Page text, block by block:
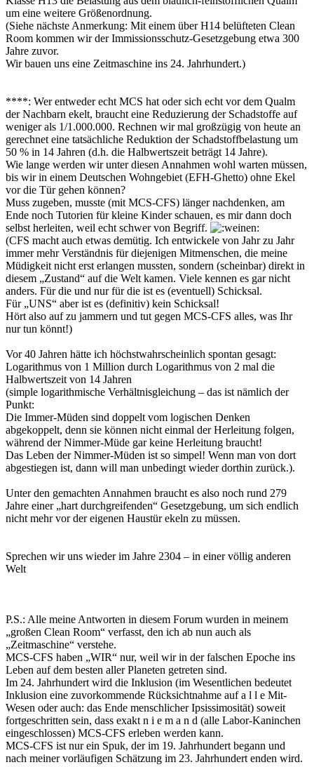
um eine weitere Größenordnung.
(Siehe nächste Anmerkung: Mit einem über H14 belüfteten Clean
Room kommen wir der Immissionsschutz-Gesetzgebung etwa 300
Jahre zuvor.
Wir bauen uns eine Zeitmaschine ins 24. Jahrhundert.)
****: Wer entweder echt MCS hat oder sich echt vor dem Qualm
der Nachbarn ekelt, braucht eine Reduzierung der Schadstoffe auf
weniger als 1/1.000.000. Rechnen wir mal großzügig von heute an
gerechnet eine tatsächliche Reduktion der Schadstoffbelastung um
50 % in 14 Jahren (d.h. die Halbwertszeit beträgt 14 Jahre).
Wie lange werden wir unter diesen Annahmen wohl warten müssen,
bis wir in einem Deutschen Wohngebiet (EFH-Ghetto) ohne Ekel
vor die Tür gehen können?
Muss zugeben, musste (mit MCS-CFS) länger nachdenken, am
Ende noch Tutorien für kleine Kinder schauen, es mir dann doch
selbst herleiten, weil echt schwer von Begriff.
(CFS macht auch etwas demütig. Ich entwickele von Jahr zu Jahr
immer mehr Verständnis für diejenigen Mitmenschen, die meine
Müdigkeit nicht erst erlangen mussten, sondern (scheinbar) direkt in
diesem „Zustand“ auf die Welt kamen. Viele kennen es gar nicht
anders. Für die und nur für die ist es (eventuell) Schicksal.
Für „UNS“ aber ist es (definitiv) kein Schicksal!
Hört also auf zu jammern und tut gegen MCS-CFS alles, was Ihr
nur tun könnt!)
Vor 40 Jahren hätte ich höchstwahrscheinlich spontan gesagt:
Logarithmus von 1 Million durch Logarithmus von 2 mal die
Halbwertszeit von 14 Jahren
(simple logarithmische Verhältnisgleichung – das ist nämlich der
Punkt:
Die Immer-Müden sind doppelt vom logischen Denken
abgekoppelt, denn sie können nicht einmal der Herleitung folgen,
während der Nimmer-Müde gar keine Herleitung braucht!
Das Leben der Nimmer-Müden ist so simpel! Wenn man von dort
abgestiegen ist, dann will man unbedingt wieder dorthin zurück.).
Unter den gemachten Annahmen braucht es also noch rund 279
Jahre einer „hart durchgreifenden“ Gesetzgebung, um sich endlich
nicht mehr vor der eigenen Haustür ekeln zu müssen.
Sprechen wir uns wieder im Jahre 2304 – in einer völlig anderen
Welt
P.S.: Alle meine Antworten in diesem Forum wurden in meinem
„großen Clean Room“ verfasst, den ich ab nun auch als
„Zeitmaschine“ verstehe.
MCS-CFS haben „WIR“ nur, weil wir in der falschen Epoche ins
Leben auf dem besten aller Planeten getreten sind.
Im 24. Jahrhundert wird die Inklusion (im Wesentlichen bedeutet
Inklusion eine zuvorkommende Rücksichtnahme auf a l l e Mit-
Wesen oder auch: das Ende menschlicher Ipsissimosität) soweit
fortgeschritten sein, dass exakt n i e m a n d (alle Labor-Kaninchen
eingeschlossen) MCS-CFS erleben werden kann.
MCS-CFS ist nur ein Spuk, der im 19. Jahrhundert begann und
nach meiner vorläufigen Schätzung im 23. Jahrhundert enden wird.